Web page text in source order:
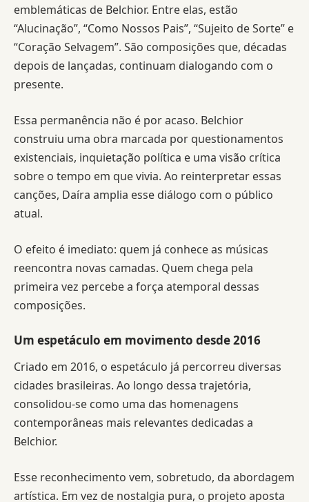
emblemáticas de Belchior. Entre elas, estão
“Alucinação”, “Como Nossos Pais”, “Sujeito de Sorte” e
“Coração Selvagem”. São composições que, décadas
depois de lançadas, continuam dialogando com o
presente.
Essa permanência não é por acaso. Belchior
construiu uma obra marcada por questionamentos
existenciais, inquietação política e uma visão crítica
sobre o tempo em que vivia. Ao reinterpretar essas
canções, Daíra amplia esse diálogo com o público
atual.
O efeito é imediato: quem já conhece as músicas
reencontra novas camadas. Quem chega pela
primeira vez percebe a força atemporal dessas
composições.
Um espetáculo em movimento desde 2016
Criado em 2016, o espetáculo já percorreu diversas
cidades brasileiras. Ao longo dessa trajetória,
consolidou-se como uma das homenagens
contemporâneas mais relevantes dedicadas a
Belchior.
Esse reconhecimento vem, sobretudo, da abordagem
artística. Em vez de nostalgia pura, o projeto aposta